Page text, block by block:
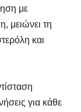
με
μειώνει τη
και
για κάθε